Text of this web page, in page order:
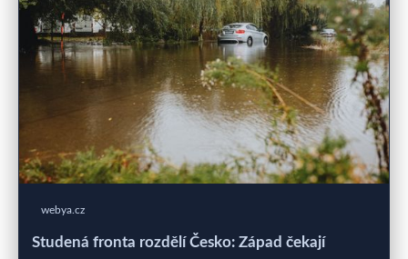
webya.cz
Studená fronta rozdělí Česko: Západ čekají